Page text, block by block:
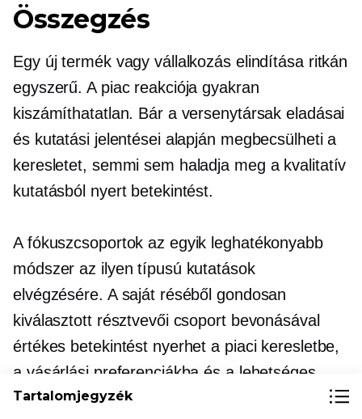
Összegzés
Egy új termék vagy vállalkozás elindítása ritkán
egyszerű. A piac reakciója gyakran
kiszámíthatatlan. Bár a versenytársak eladásai
és kutatási jelentései alapján megbecsülheti a
keresletet, semmi sem haladja meg a kvalitatív
kutatásból nyert betekintést.
A fókuszcsoportok az egyik leghatékonyabb
módszer az ilyen típusú kutatások
elvégzésére. A saját réséből gondosan
kiválasztott résztvevői csoport bevonásával
értékes betekintést nyerhet a piaci keresletbe,
a vásárlási preferenciákba és a lehetséges
kihívásokba.
Tartalomjegyzék